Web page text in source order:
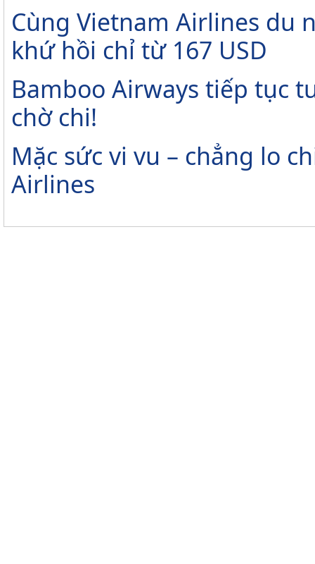
Cùng Vietnam Airlines du
khứ hồi chỉ từ 167 USD
Bamboo Airways tiếp tục
chờ chi!
Mặc sức vi vu – chẳng lo
Airlines